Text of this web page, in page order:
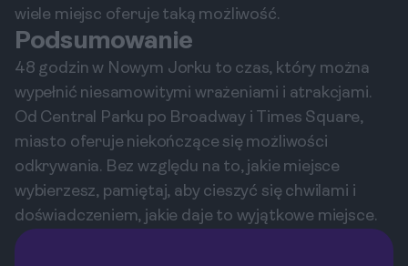
wiele miejsc oferuje taką możliwość.
Podsumowanie
48 godzin w Nowym Jorku to czas, który można
wypełnić niesamowitymi wrażeniami i atrakcjami.
Od Central Parku po Broadway i Times Square,
miasto oferuje niekończące się możliwości
odkrywania. Bez względu na to, jakie miejsce
wybierzesz, pamiętaj, aby cieszyć się chwilami i
doświadczeniem, jakie daje to wyjątkowe miejsce.